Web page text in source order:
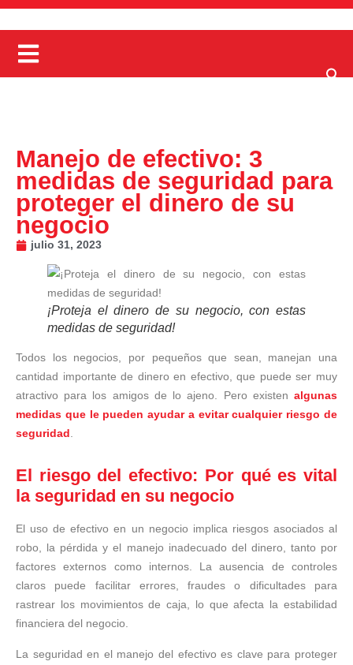
Manejo de efectivo: 3
medidas de seguridad para
proteger el dinero de su
negocio
julio 31, 2023
¡Proteja el dinero de su negocio, con estas
medidas de seguridad!
Todos los negocios, por pequeños que sean, manejan una
cantidad importante de dinero en efectivo, que puede ser muy
atractivo para los amigos de lo ajeno. Pero existen algunas
medidas que le pueden ayudar a evitar cualquier riesgo de
seguridad
El riesgo del efectivo: Por qué es vital
la seguridad en su negocio
El uso de efectivo en un negocio implica riesgos asociados al
robo, la pérdida y el manejo inadecuado del dinero, tanto por
factores externos como internos. La ausencia de controles
claros puede facilitar errores, fraudes o dificultades para
rastrear los movimientos de caja, lo que afecta la estabilidad
financiera del negocio.
La seguridad en el manejo del efectivo es clave para proteger